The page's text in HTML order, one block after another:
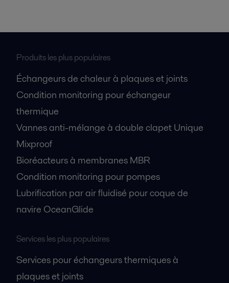
Produits les plus populaires
Échangeurs de chaleur à plaques et joints
Condition monitoring pour échangeur
thermique
Vannes anti-mélange à double clapet Unique
Mixproof
Bioréacteurs à membranes MBR
Condition monitoring pour pompes
Lubrification par air fluidisé pour coque de
navire OceanGlide
Services les plus populaires
Services pour échangeurs thermiques à
plaques et joints